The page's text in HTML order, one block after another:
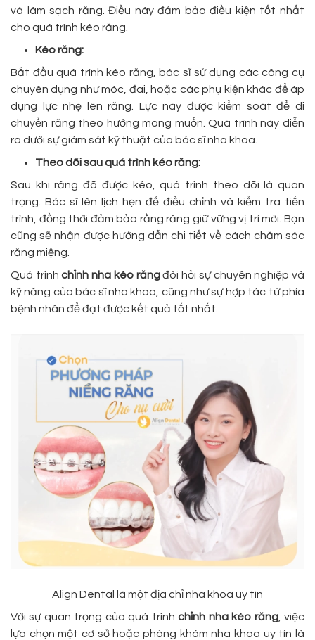
và làm sạch răng. Điều này đảm bảo điều kiện tốt nhất
cho quá trình kéo răng.
Kéo răng:
Bắt đầu quá trình kéo răng, bác sĩ sử dụng các công cụ
chuyên dụng như móc, đai, hoặc các phụ kiện khác để áp
dụng lực nhẹ lên răng. Lực này được kiểm soát để di
chuyển răng theo hướng mong muốn. Quá trình này diễn
ra dưới sự giám sát kỹ thuật của bác sĩ nha khoa.
Theo dõi sau quá trình kéo răng:
Sau khi răng đã được kéo, quá trình theo dõi là quan
trọng. Bác sĩ lên lịch hẹn để điều chỉnh và kiểm tra tiến
trình, đồng thời đảm bảo rằng răng giữ vững vị trí mới. Bạn
cũng sẽ nhận được hướng dẫn chi tiết về cách chăm sóc
răng miệng.
Quá trìnhchỉnh nha kéo răngđòi hỏi sự chuyên nghiệp và
kỹ năng của bác sĩ nha khoa, cũng như sự hợp tác từ phía
bệnh nhân để đạt được kết quả tốt nhất.
Align Dental là một địa chỉ nha khoa uy tín
Với sự quan trọng của quá trìnhchỉnh nha kéo răng, việc
lựa chọn một cơ sở hoặc phòng khám nha khoa uy tín là